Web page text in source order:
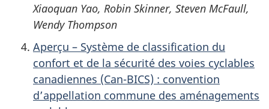
Xiaoquan Yao, Robin Skinner, Steven McFaull,
Wendy Thompson
Aperçu – Système de classification du
confort et de la sécurité des voies cyclables
canadiennes (Can-BICS) : convention
d’appellation commune des aménagements